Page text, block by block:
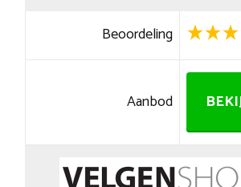
Beoordeling
Aanbod